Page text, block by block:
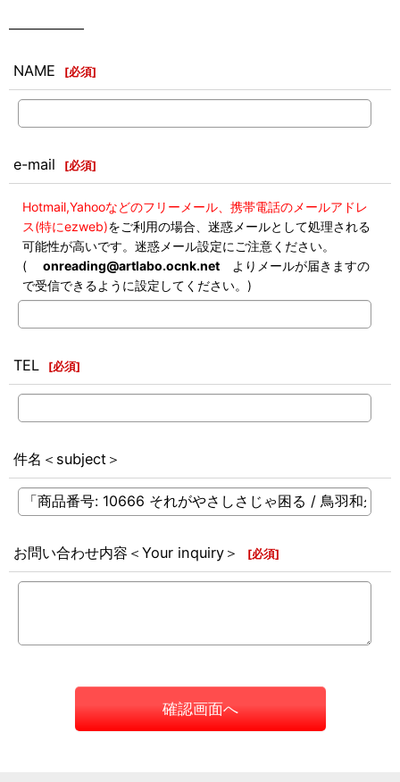
――――――
NAME [必須]
e-mail [必須]
Hotmail,Yahooなどのフリーメール、携帯電話のメールアドレ
ス(特にezweb)をご利用の場合、迷惑メールとして処理される
可能性が高いです。迷惑メール設定にご注意ください。
( onreading@artlabo.ocnk.net よりメールが届きますの
で受信できるように設定してください。)
TEL [必須]
件名＜subject＞
お問い合わせ内容＜Your inquiry＞ [必須]
確認画面へ